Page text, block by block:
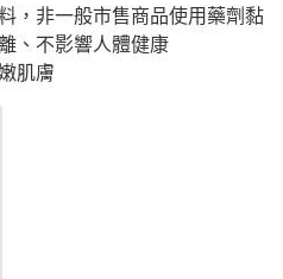
，非一般市售商品使用藥劑黏
、不影響人體健康
肌膚